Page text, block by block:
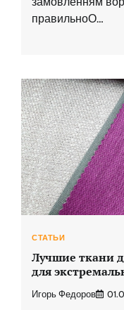
правильноО…
СТАТЬИ
Лучшие ткани
для
Игорь Федоров